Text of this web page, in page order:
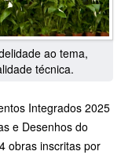
ao tema,
técnica.
Integrados 2025
e Desenhos do
obras inscritas por